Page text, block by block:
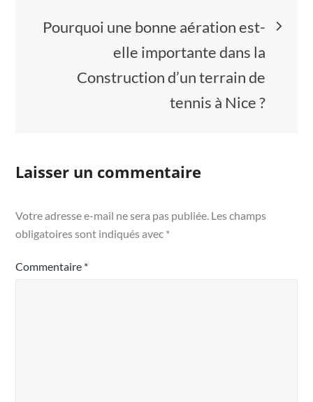
Pourquoi une bonne aération est-
elle importante dans la
Construction d’un terrain de
tennis à Nice ?
Laisser un commentaire
Votre adresse e-mail ne sera pas publiée. Les champs
obligatoires sont indiqués avec *
Commentaire *